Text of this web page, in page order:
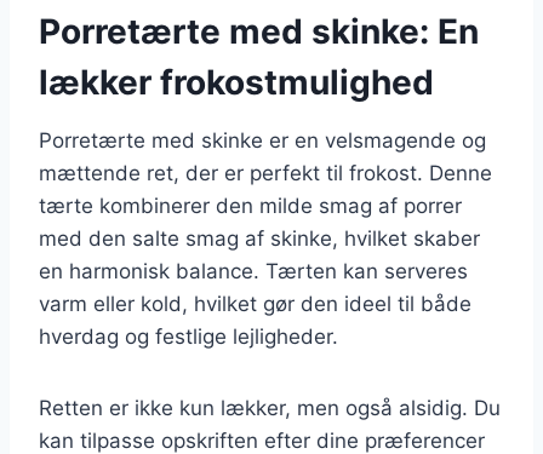
Porretærte med skinke: En
lækker frokostmulighed
Porretærte med skinke er en velsmagende og
mættende ret, der er perfekt til frokost. Denne
tærte kombinerer den milde smag af porrer
med den salte smag af skinke, hvilket skaber
en harmonisk balance. Tærten kan serveres
varm eller kold, hvilket gør den ideel til både
hverdag og festlige lejligheder.
Retten er ikke kun lækker, men også alsidig. Du
kan tilpasse opskriften efter dine præferencer